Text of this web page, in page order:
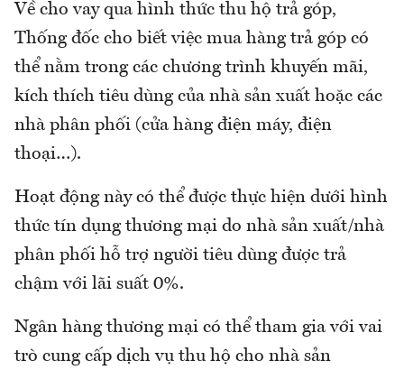
Về cho vay qua hình thức thu hộ trả góp,
Thống đốc cho biết việc mua hàng trả góp có
thể nằm trong các chương trình khuyến mãi,
kích thích tiêu dùng của nhà sản xuất hoặc các
nhà phân phối (cửa hàng điện máy, điện
thoại…).
Hoạt động này có thể được thực hiện dưới hình
thức tín dụng thương mại do nhà sản xuất/nhà
phân phối hỗ trợ người tiêu dùng được trả
chậm với lãi suất 0%.
Ngân hàng thương mại có thể tham gia với vai
trò cung cấp dịch vụ thu hộ cho nhà sản